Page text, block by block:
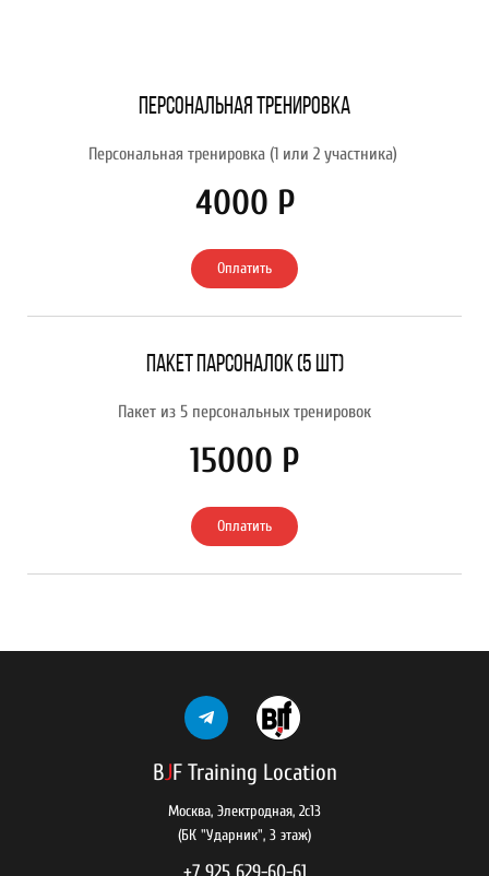
Персональная тренировка
Персональная тренировка (1 или 2 участника)
4000 Р
Оплатить
Пакет парсоналок (5 шт)
Пакет из 5 персональных тренировок
15000 Р
Оплатить
BJF Training Location
Москва, Электродная, 2с13
(БК "Ударник", 3 этаж)